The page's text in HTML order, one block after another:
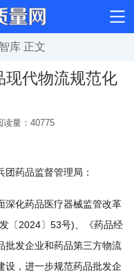
库 正文
现代物流规范化
读量： 40775
药品监督管理局：
化药品医疗器械监管改革
〔2024〕53号)、《药品经
批发企业和药品第三方物流
设，进一步规范药品批发企